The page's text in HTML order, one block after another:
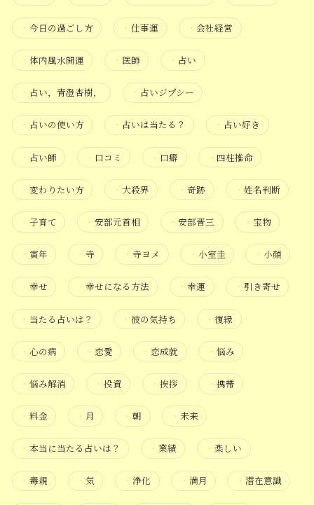
・ 今日の過ごし方 ・仕事運 ・会社経営
・ 体内風水開運 ・ 医師 ・ 占い
・ 占い，青澄杏樹， ・ 占いジプシー
・ 占いの使い方 ・ 占いは当たる？ ・ 占い好き
・ 占い師 ・ 口コミ ・ 口癖 ・ 四柱推命
・ 変わりたい方 ・ 大殺界 ・奇跡 ・ 姓名判断
・ 子育て ・安部元首相 ・安部晋三 ・ 宝物
・ 寅年 ・寺 ・寺ヨメ ・ 小室圭 ・ 小顔
・ 幸せ ・幸せになる方法 ・幸運 ・ 引き寄せ
・ 当たる占いは？ ・彼の気持ち ・復縁
・ 心の病 ・ 恋愛 ・ 恋成就 ・ 悩み
・ 悩み解消 ・投資 ・挨拶 ・ 携帯
・ 料金 ・ 月 ・朝 ・ 未来
・ 本当に当たる占いは？ ・業績 ・楽しい
・ 毒親 ・気 ・浄化 ・ 満月 ・ 潜在意識